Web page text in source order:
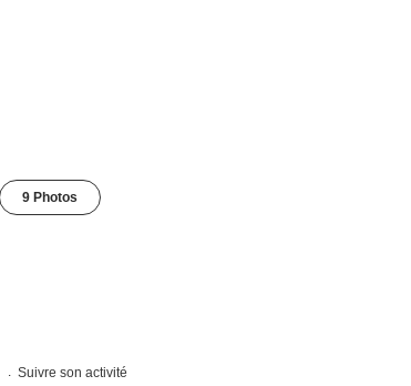
9 Photos
Suivre son activité